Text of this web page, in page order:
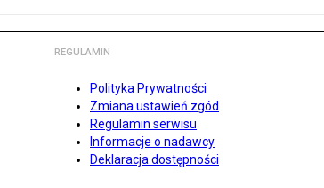
REGULAMIN
Polityka Prywatności
Zmiana ustawień zgód
Regulamin serwisu
Informacje o nadawcy
Deklaracja dostępności